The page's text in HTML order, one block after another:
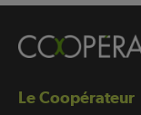
Le Coopérateur